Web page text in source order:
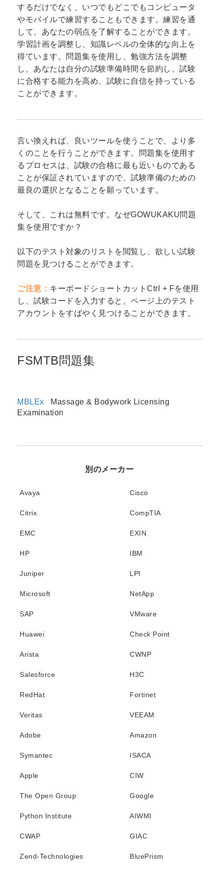
するだけでなく、いつでもどこでもコンピュータ
やモバイルで練習することもできます。練習を通
して、あなたの弱点を了解することができます。
学習計画を調整し、知識レベルの全体的な向上を
得ています。問題集を使用し、勉強方法を調整
し、あなたは自分の試験準備時間を節約し、試験
に合格する能力を高め、試験に自信を持っている
ことができます。
言い換えれば、良いツールを使うことで、より多
くのことを行うことができます。問題集を使用す
るプロセスは、試験の合格に最も近いものである
ことが保証されていますので、試験準備のための
最良の選択となることを願っています。
そして、これは無料です。なぜGOWUKAKU問題
集を使用ですか？
以下のテスト対象のリストを閲覧し、欲しい試験
問題を見つけることができます。
ご注意： キーボードショートカットCtrl + Fを使用
し、試験コードを入力すると、ページ上のテスト
アカウントをすばやく見つけることができます。
FSMTB問題集
MBLEx Massage & Bodywork Licensing
Examination
別のメーカー
Avaya Cisco
Citrix CompTIA
EMC EXIN
HP IBM
Juniper LPI
Microsoft NetApp
SAP VMware
Huawei Check Point
Arista CWNP
Salesforce H3C
RedHat Fortinet
Veritas VEEAM
Adobe Amazon
Symantec ISACA
Apple CIW
The Open Group Google
Python Institute AIWMI
CWAP GIAC
Zend-Technologies BluePrism